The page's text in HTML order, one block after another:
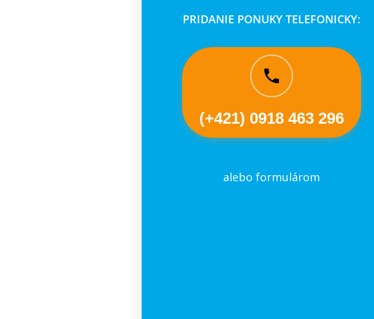
PRIDANIE PONUKY TELEFONICKY:
(+421) 0918 463 296
alebo formulárom